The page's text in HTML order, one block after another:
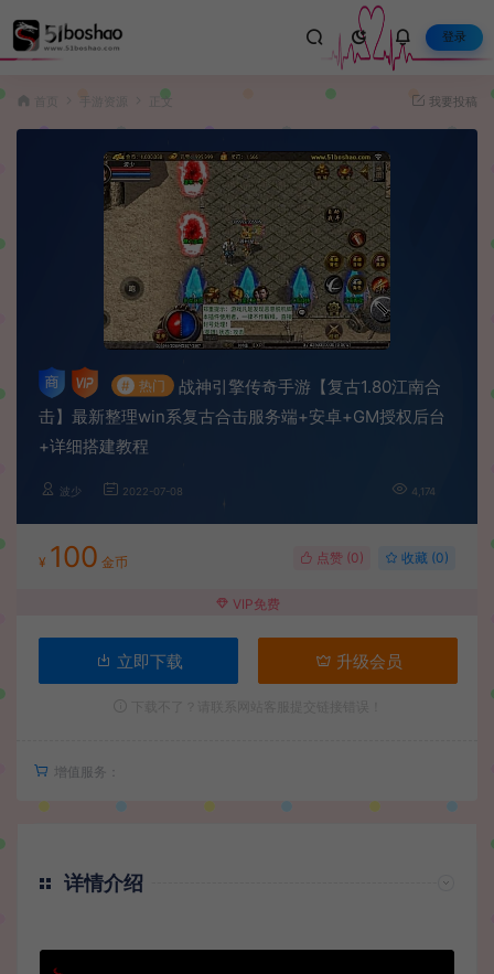
登录
手游资源 正文 我要投稿
# 热门
战神引擎传奇手游【复古1.80江南合
击】最新整理win系复古合击服务端+安卓+GM授权后台
+详细搭建教程
波少 2022-07-08 4,174
¥ 100 金币 点赞 (0) 收藏 (0)
VIP免费
立即下载 升级会员
增值服务：
详情介绍